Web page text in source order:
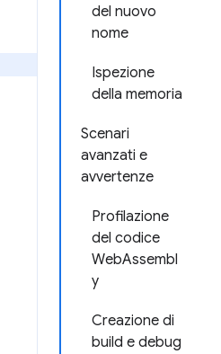
del nuovo
nome
Ispezione
della memoria
Scenari
avanzati e
avvertenze
Profilazione
del codice
WebAssembl
y
Creazione di
build e debug